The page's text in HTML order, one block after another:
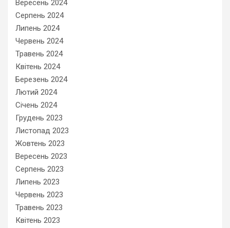
Вересень 2024
Серпень 2024
Липень 2024
Червень 2024
Травень 2024
Квітень 2024
Березень 2024
Лютий 2024
Січень 2024
Грудень 2023
Листопад 2023
Жовтень 2023
Вересень 2023
Серпень 2023
Липень 2023
Червень 2023
Травень 2023
Квітень 2023